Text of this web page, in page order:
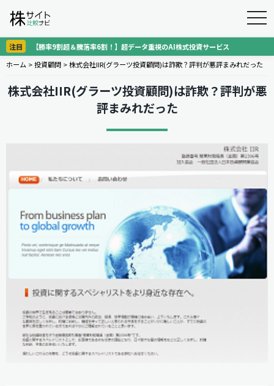
注目
【勝率9割超＆騰落率6割！】超データ重視のAI株式投資サービス
ホーム >投資顧問 >株式会社IIR(グラーツ投資顧問)は詐欺？評判が悪評まみれだった
株式会社IIR(グラーツ投資顧問)は詐欺？評判が悪
評まみれだった